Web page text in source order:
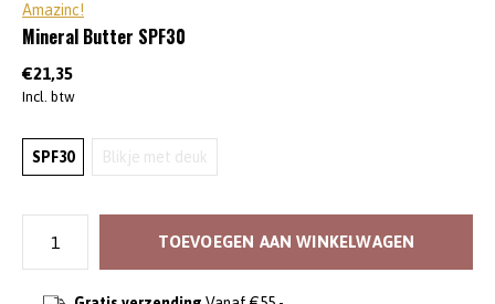
Amazinc!
Mineral Butter SPF30
€21,35
Incl. btw
SPF30 Blikje met deuk
TOEVOEGEN AAN WINKELWAGEN